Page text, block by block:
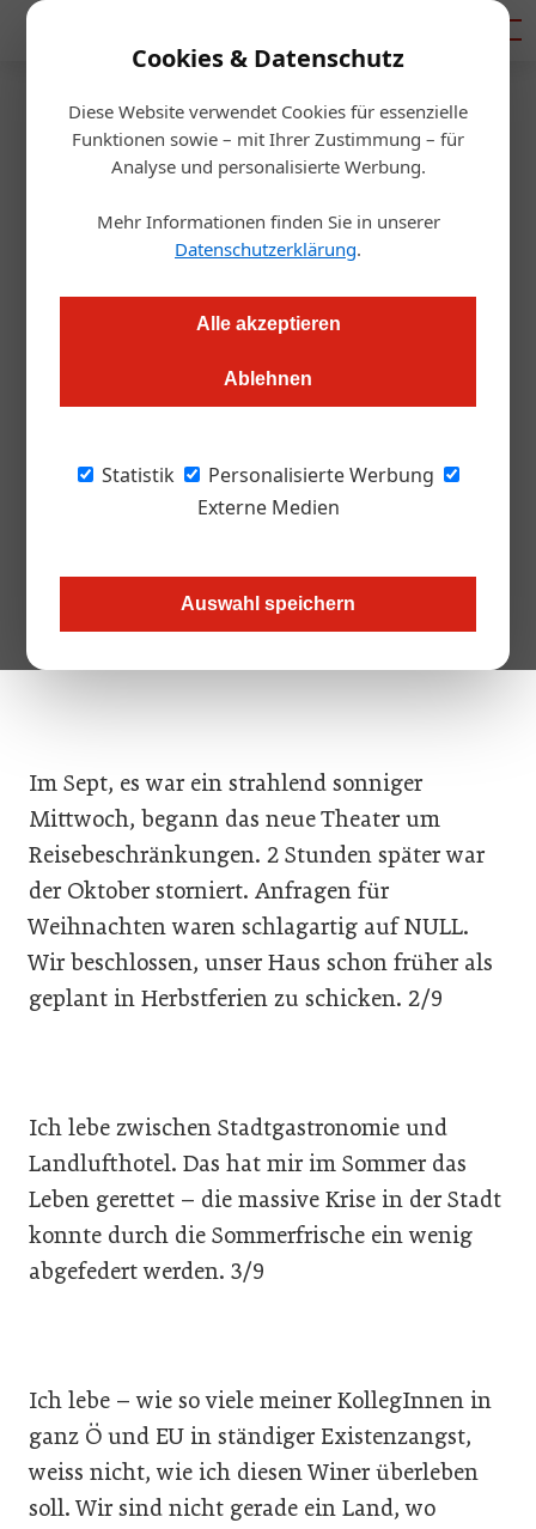
Cookies & Datenschutz
Diese Website verwendet Cookies für essenzielle
Funktionen sowie – mit Ihrer Zustimmung – für
Analyse und personalisierte Werbung.
Mehr Informationen finden Sie in unserer
Datenschutzerklärung.
Alle akzeptieren
Ablehnen
Statistik
Personalisierte Werbung
Externe Medien
Auswahl speichern
Startseite/Gastro & Hotel
Da scheint was zu kippen…
Thomas Askan Vierich 18.10.2020, 09:19 Uhr
Corona treibt die Branche vor sich her. Oder ist es eine
Tunnels droht zu verlöschen. Ein Twitter Thread über die
Verzweiflung
Sepp Schellhorn (@pepssch):
Grant ausgebrochen. Ich möchte dafür um
Verständnis werben. Ein Thread über die
Verzweiflung #Thread 1/9
Im Sept, es war ein strahlend sonniger
Mittwoch, begann das neue Theater um
Reisebeschränkungen. 2 Stunden später war
der Oktober storniert. Anfragen für
Weihnachten waren schlagartig auf NULL.
Wir beschlossen, unser Haus schon früher als
geplant in Herbstferien zu schicken. 2/9
Ich lebe zwischen Stadtgastronomie und
Landlufthotel. Das hat mir im Sommer das
Leben gerettet – die massive Krise in der Stadt
konnte durch die Sommerfrische ein wenig
abgefedert werden. 3/9
Ich lebe – wie so viele meiner KollegInnen in
ganz Ö und EU in ständiger Existenzangst,
weiss nicht, wie ich diesen Winer überleben
soll. Wir sind nicht gerade ein Land, wo